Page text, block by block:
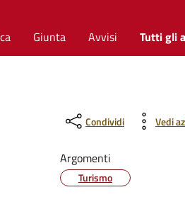
Giunta Avvisi Tutti gli
Condividi Vedi
Argomenti
Turismo